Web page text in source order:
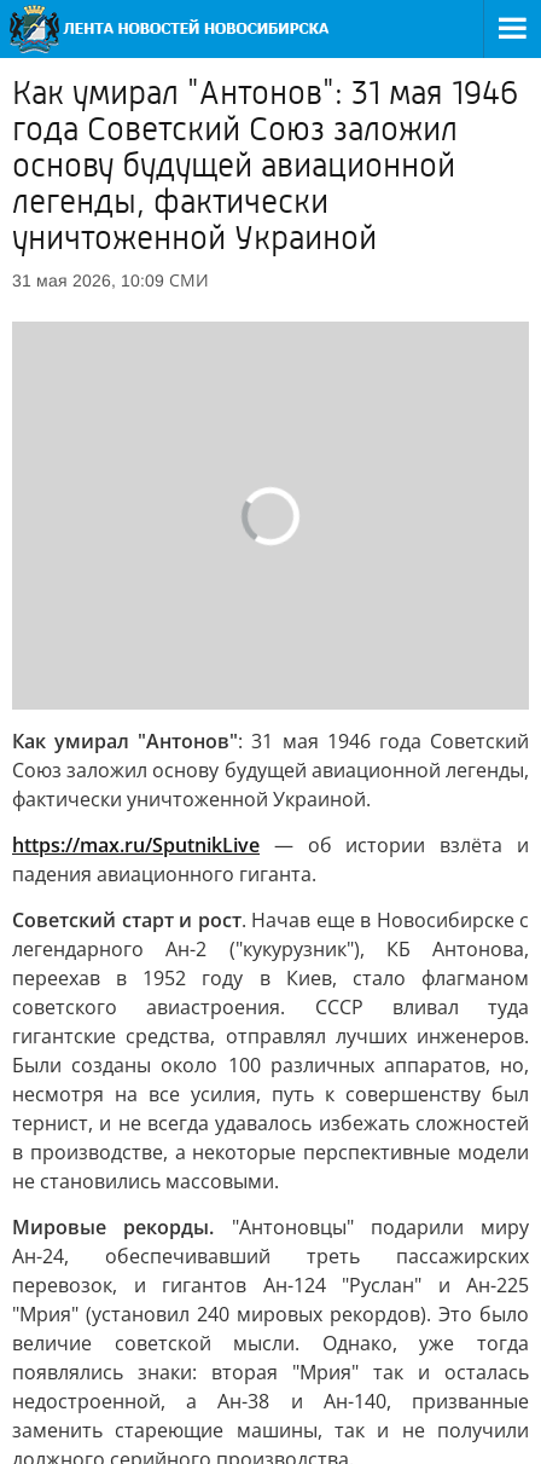
Как умирал "Антонов": 31 мая 1946
года Советский Союз заложил
основу будущей авиационной
легенды, фактически
уничтоженной Украиной
31 мая 2026, 10:09 СМИ
Как умирал "Антонов": 31 мая 1946 года Советский
Союз заложил основу будущей авиационной легенды,
фактически уничтоженной Украиной.
https://max.ru/SputnikLive — об истории взлёта и
падения авиационного гиганта.
Советский старт и рост. Начав еще в Новосибирске с
легендарного Ан-2 ("кукурузник"), КБ Антонова,
переехав в 1952 году в Киев, стало флагманом
советского авиастроения. СССР вливал туда
гигантские средства, отправлял лучших инженеров.
Были созданы около 100 различных аппаратов, но,
несмотря на все усилия, путь к совершенству был
тернист, и не всегда удавалось избежать сложностей
в производстве, а некоторые перспективные модели
не становились массовыми.
Мировые рекорды. "Антоновцы" подарили миру
Ан-24, обеспечивавший треть пассажирских
перевозок, и гигантов Ан-124 "Руслан" и Ан-225
"Мрия" (установил 240 мировых рекордов). Это было
величие советской мысли. Однако, уже тогда
появлялись знаки: вторая "Мрия" так и осталась
недостроенной, а Ан-38 и Ан-140, призванные
заменить стареющие машины, так и не получили